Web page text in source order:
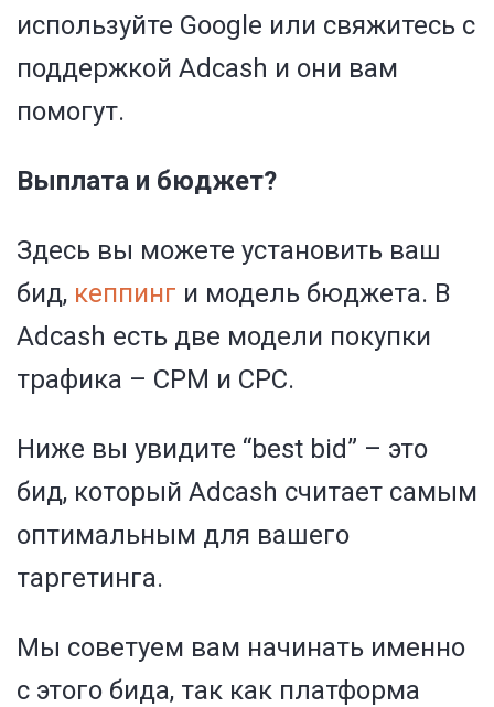
используйте Google или свяжитесь с
поддержкой Adcash и они вам
помогут.
Выплата и бюджет?
Здесь вы можете установить ваш
бид, кеппинг и модель бюджета. В
Adcash есть две модели покупки
трафика – CPM и CPC.
Ниже вы увидите “best bid” – это
бид, который Adcash считает самым
оптимальным для вашего
таргетинга.
Мы советуем вам начинать именно
с этого бида, так как платформа